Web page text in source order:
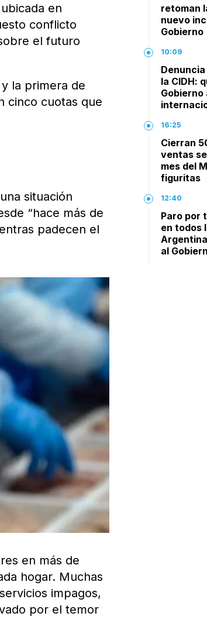
en
conflicto
el futuro
la primera de
cinco cuotas que
situación
“hace más de
padecen el
en más de
hogar. Muchas
impagos,
por el temor
retoman
nuevo
Gobierno
10:09
la CIDH:
Gobierno
16:25
Cierran
ventas
mes del
figuritas
12:40
Paro por
en todos
al